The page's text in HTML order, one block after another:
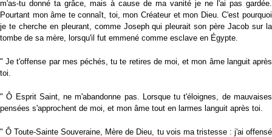
m'as-tu donné ta grâce, mais à cause de ma vanité je ne l'ai pas gardée.
Pourtant mon âme te connaît, toi, mon Créateur et mon Dieu. C'est pourquoi
je te cherche en pleurant, comme Joseph qui pleurait son père Jacob sur la
tombe de sa mère, lorsqu'il fut emmené comme esclave en Égypte.
" Je t'offense par mes péchés, tu te retires de moi, et mon âme languit après
toi.
" Ô Esprit Saint, ne m'abandonne pas. Lorsque tu t'éloignes, de mauvaises
pensées s'approchent de moi, et mon âme tout en larmes languit après toi.
" Ô Toute-Sainte Souveraine, Mère de Dieu, tu vois ma tristesse : j'ai offensé